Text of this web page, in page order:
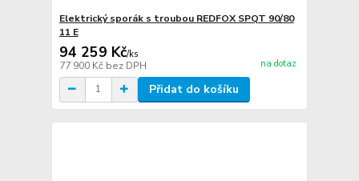
Elektrický sporák s troubou REDFOX SPQT 90/80
11 E
94 259 Kč/ks
77 900 Kč bez DPH na dotaz
Přidat do košíku